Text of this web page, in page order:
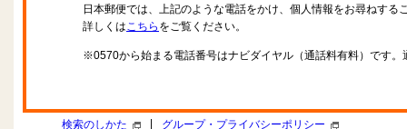
日本郵便では、上記のような電話をかけ、個人情報をお尋ねする
詳しくはこちら をご覧ください。
※0570から始まる電話番号はナビダイヤル（通話料有料）です
検索のしかた グループ・プライバシーポリシー